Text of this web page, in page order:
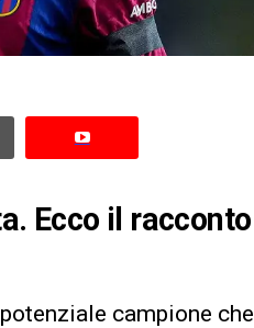
Ecco il racconto
campione che